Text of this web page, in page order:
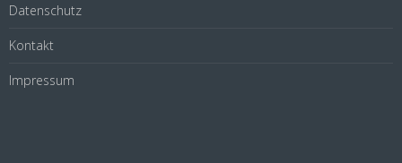
Datenschutz
Kontakt
Impressum